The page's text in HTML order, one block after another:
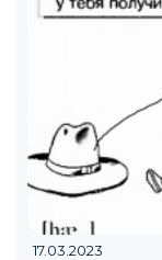
17.03.2023